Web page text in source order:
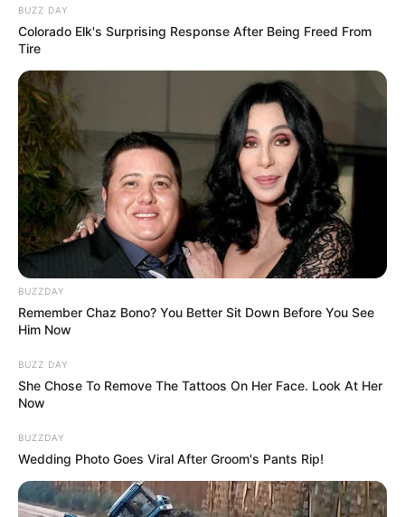
BUZZ DAY
Colorado Elk's Surprising Response After Being Freed From
Tire
BUZZDAY
Remember Chaz Bono? You Better Sit Down Before You See
Him Now
BUZZ DAY
She Chose To Remove The Tattoos On Her Face. Look At Her
Now
BUZZDAY
Wedding Photo Goes Viral After Groom's Pants Rip!